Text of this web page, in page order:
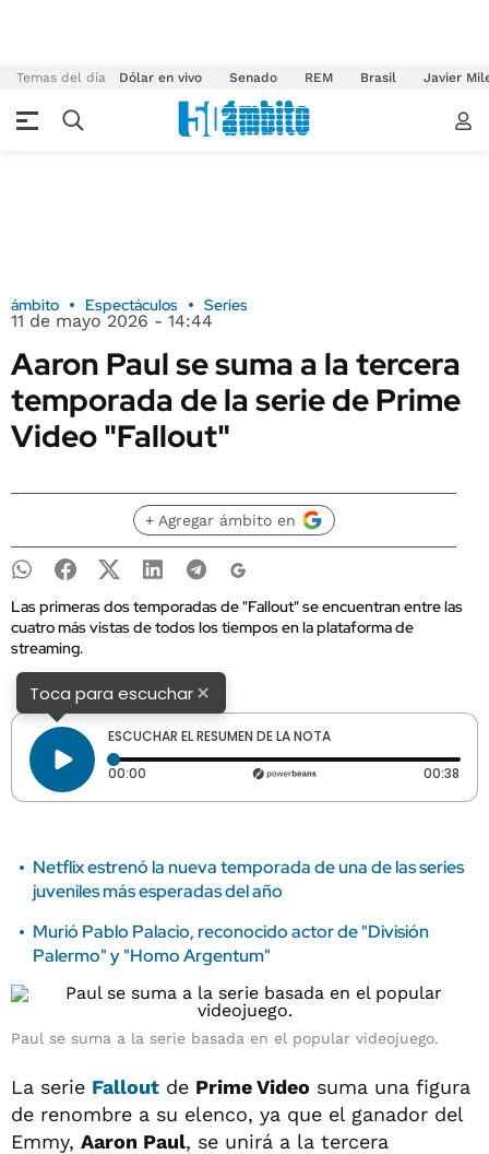
Temas del día Dólar en vivo Senado REM Brasil Javier
ámbito Espectáculos Series
11 de mayo 2026 - 14:44
Aaron Paul se suma a la tercera
temporada de la serie de Prime
Video "Fallout"
+ Agregar ámbito en
Las primeras dos temporadas de "Fallout" se encuentran entre las
cuatro más vistas de todos los tiempos en la plataforma de
streaming.
Toca para escuchar×
ESCUCHAR EL RESUMEN DE LA NOTA
00:00 Tiempo transcurrido: 0 segundos 00:38
Netflix estrenó la nueva temporada de una de las series
juveniles más esperadas del año
Murió Pablo Palacio, reconocido actor de "División
Palermo" y "Homo Argentum"
Paul se suma a la serie basada en el popular videojuego.
La serie Fallout de Prime Video suma una figura
de renombre a su elenco, ya que el ganador del
Emmy, Aaron Paul, se unirá a la tercera